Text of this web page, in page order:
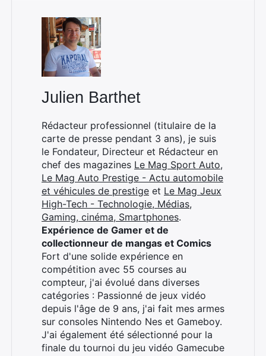
Julien Barthet
Rédacteur professionnel (titulaire de la
carte de presse pendant 3 ans), je suis
le Fondateur, Directeur et Rédacteur en
chef des magazines Le Mag Sport Auto,
Le Mag Auto Prestige - Actu automobile
et véhicules de prestige et Le Mag Jeux
High-Tech - Technologie, Médias,
Gaming, cinéma, Smartphones.
Expérience de Gamer et de
collectionneur de mangas et Comics
Fort d'une solide expérience en
compétition avec 55 courses au
compteur, j'ai évolué dans diverses
catégories : Passionné de jeux vidéo
depuis l'âge de 9 ans, j'ai fait mes armes
sur consoles Nintendo Nes et Gameboy.
J'ai également été sélectionné pour la
finale du tournoi du jeu vidéo Gamecube